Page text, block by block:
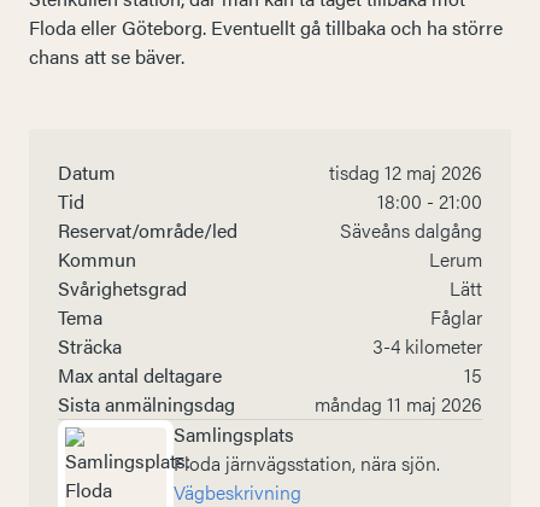
Floda eller Göteborg. Eventuellt gå tillbaka och ha större
chans att se bäver.
Datum
tisdag 12 maj 2026
Tid
18:00 - 21:00
Reservat/område/led
Säveåns dalgång
Kommun
Lerum
Svårighetsgrad
Lätt
Tema
Fåglar
Sträcka
3-4 kilometer
Max antal deltagare
15
Sista anmälningsdag
måndag 11 maj 2026
Samlingsplats
Floda järnvägsstation, nära sjön.
Vägbeskrivning